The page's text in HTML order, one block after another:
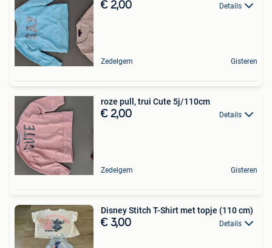
€ 2,00 Details
Zedelgem Gisteren
roze pull, trui Cute 5j/110cm
€ 2,00 Details
Zedelgem Gisteren
Disney Stitch T-Shirt met topje (110 cm)
€ 3,00 Details